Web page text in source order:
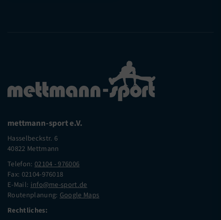
mettmann-sport e.V.
Hasselbeckstr. 6
40822 Mettmann
Telefon: 02104 - 976006
Fax: 02104-976018
E-Mail: info@me-sport.de
Routenplanung: Google Maps
Rechtliches: